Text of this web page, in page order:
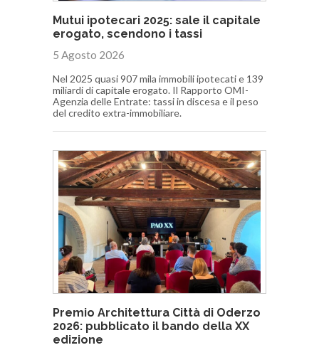
Mutui ipotecari 2025: sale il capitale
erogato, scendono i tassi
5 Agosto 2026
Nel 2025 quasi 907 mila immobili ipotecati e 139
miliardi di capitale erogato. Il Rapporto OMI-
Agenzia delle Entrate: tassi in discesa e il peso
del credito extra-immobiliare.
Premio Architettura Città di Oderzo
2026: pubblicato il bando della XX
edizione